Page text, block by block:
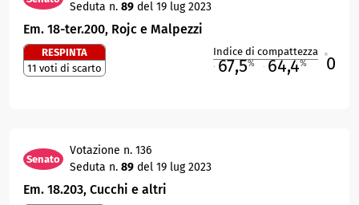
Seduta n. 89 del 19 lug 2023
Em. 18-ter.200, Rojc e Malpezzi
RESPINTA
11 voti di scarto
Indice di compattezza
67,5% 64,4% 0
Senato
Votazione n. 136
Seduta n. 89 del 19 lug 2023
Em. 18.203, Cucchi e altri